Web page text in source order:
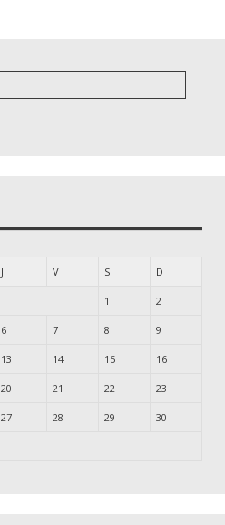
J V S D
1 2
6 7 8 9
13 14 15 16
20 21 22 23
27 28 29 30